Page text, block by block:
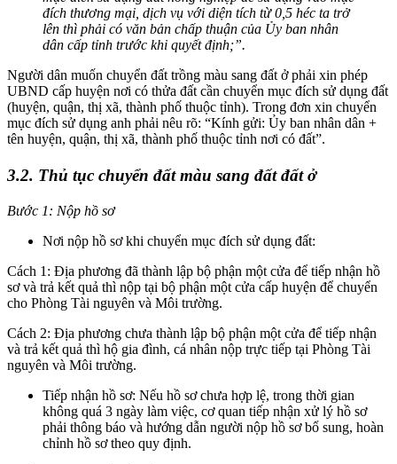
đích thương mại, dịch vụ với diện tích từ 0,5 héc ta trở
lên thì phải có văn bản chấp thuận của Ủy ban nhân
dân cấp tỉnh trước khi quyết định;”.
Người dân muốn chuyển đất trồng màu sang đất ở phải xin phép
UBND cấp huyện nơi có thửa đất cần chuyển mục đích sử dụng đất
(huyện, quận, thị xã, thành phố thuộc tỉnh). Trong đơn xin chuyển
mục đích sử dụng anh phải nêu rõ: “Kính gửi: Ủy ban nhân dân +
tên huyện, quận, thị xã, thành phố thuộc tỉnh nơi có đất”.
3.2. Thủ tục chuyển đất màu sang đất đất ở
Bước 1: Nộp hồ sơ
Nơi nộp hồ sơ khi chuyển mục đích sử dụng đất:
Cách 1: Địa phương đã thành lập bộ phận một cửa để tiếp nhận hồ
sơ và trả kết quả thì nộp tại bộ phận một cửa cấp huyện để chuyển
cho Phòng Tài nguyên và Môi trường.
Cách 2: Địa phương chưa thành lập bộ phận một cửa để tiếp nhận
và trả kết quả thì hộ gia đình, cá nhân nộp trực tiếp tại Phòng Tài
nguyên và Môi trường.
Tiếp nhận hồ sơ: Nếu hồ sơ chưa hợp lệ, trong thời gian
không quá 3 ngày làm việc, cơ quan tiếp nhận xử lý hồ sơ
phải thông báo và hướng dẫn người nộp hồ sơ bổ sung, hoàn
chỉnh hồ sơ theo quy định.